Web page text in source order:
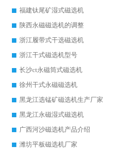
福建钛尾矿湿式磁选机
陕西永磁磁选机的调整
浙江履带式干选磁选机
浙江干式磁选机型号
长沙ct永磁筒式磁选机
徐州干式永磁磁选机
黑龙江选锰矿磁选机生产厂家
黑龙江永磁湿式磁选机
广西河沙磁选机产品介绍
潍坊平板磁选机厂家